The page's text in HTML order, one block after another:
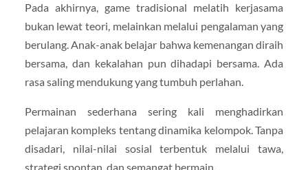
Pada akhirnya, game tradisional melatih kerjasama
bukan lewat teori, melainkan melalui pengalaman yang
berulang. Anak-anak belajar bahwa kemenangan diraih
bersama, dan kekalahan pun dihadapi bersama. Ada
rasa saling mendukung yang tumbuh perlahan.
Permainan sederhana sering kali menghadirkan
pelajaran kompleks tentang dinamika kelompok. Tanpa
disadari, nilai-nilai sosial terbentuk melalui tawa,
strategi spontan, dan semangat bermain.